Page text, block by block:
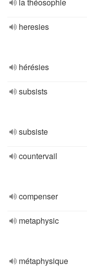
heresies
hérésies
subsists
subsiste
countervail
compenser
metaphysic
métaphysique